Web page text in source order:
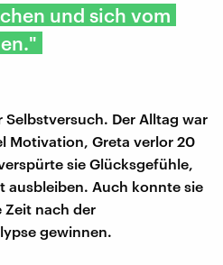
und sich vom
Selbstversuch. Der Alltag war
Motivation, Greta verlor 20
sie Glücksgefühle,
ausbleiben. Auch konnte sie
Zeit nach der
gewinnen.